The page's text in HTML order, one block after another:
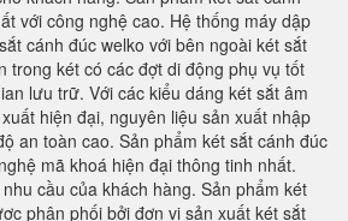
với công nghệ cao. Hệ thống máy dập
cánh đúc welko với bên ngoài két sắt
trong két có các đợt di động phụ vụ tốt
lưu trữ. Với các kiểu dáng két sắt âm
hiện đại, nguyên liệu sản xuất nhập
an toàn cao. Sản phẩm két sắt cánh đúc
mã khoá hiện đại thông tinh nhất.
cầu của khách hàng. Sản phẩm két
phân phối bởi đơn vị sản xuất két sắt